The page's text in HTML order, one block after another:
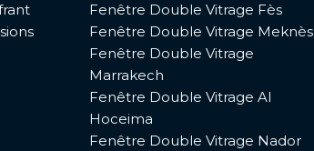
Fenêtre Double Vitrage Fès
Fenêtre Double Vitrage Meknès
Fenêtre Double Vitrage
Marrakech
Fenêtre Double Vitrage Al
Hoceima
Fenêtre Double Vitrage Nador